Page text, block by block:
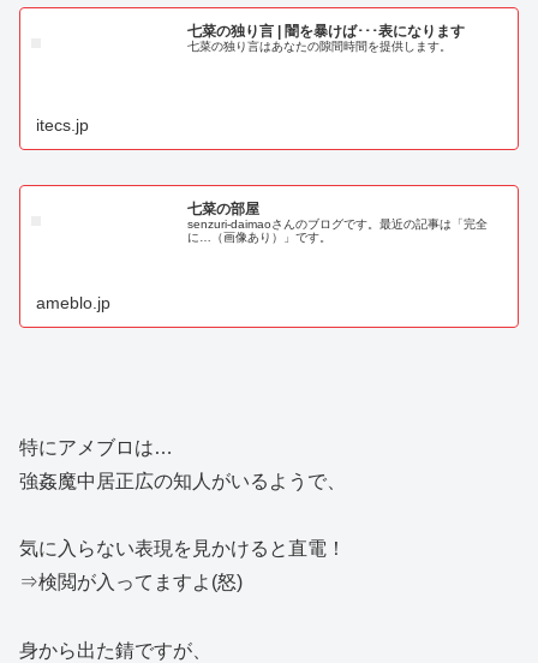
七菜の独り言 | 闇を暴けば･･･表になります
七菜の独り言はあなたの隙間時間を提供します。
itecs.jp
七菜の部屋
senzuri-daimaoさんのブログです。最近の記事は「完全
に…（画像あり）」です。
ameblo.jp
特にアメブロは…
強姦魔中居正広の知人がいるようで、
気に入らない表現を見かけると直電！
⇒検閲が入ってますよ(怒)
身から出た錆ですが、